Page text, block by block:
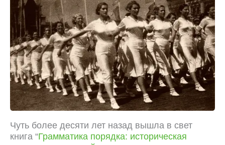
Чуть более десяти лет назад вышла в свет
книга “Грамматика порядка: историческая